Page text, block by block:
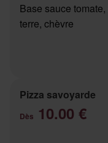
Base sauce
terre, chèvre
Pizza savoyarde
Dès 10.00 €